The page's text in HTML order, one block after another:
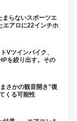
まらないスポーツエ
エアロに22インチホ
Vツインバイク、
を絞り出す。その
さかの観音開き”復
くる可能性